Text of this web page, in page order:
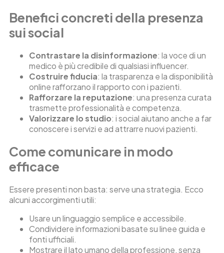
Benefici concreti della presenza
sui social
Contrastare la disinformazione: la voce di un
medico è più credibile di qualsiasi influencer.
Costruire fiducia: la trasparenza e la disponibilità
online rafforzano il rapporto con i pazienti.
Rafforzare la reputazione: una presenza curata
trasmette professionalità e competenza.
Valorizzare lo studio: i social aiutano anche a far
conoscere i servizi e ad attrarre nuovi pazienti.
Come comunicare in modo
efficace
Essere presenti non basta: serve una strategia. Ecco
alcuni accorgimenti utili:
Usare un linguaggio semplice e accessibile.
Condividere informazioni basate su linee guida e
fonti ufficiali.
Mostrare il lato umano della professione, senza